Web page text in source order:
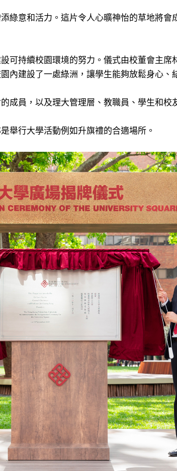
綠意和活力。這片令人心曠神怡的草地將
可持續校園環境的努力。儀式由校董會主
建設了一處綠洲，讓學生能夠放鬆身心、
成員，以及理大管理層、教職員、學生和校
舉行大學活動例如升旗禮的合適場所。